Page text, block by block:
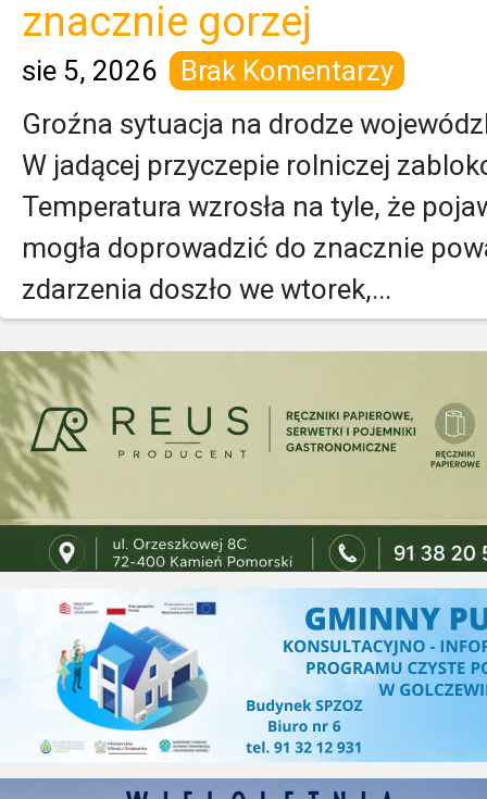
znacznie gorzej
sie 5, 2026
Brak Komentarzy
Groźna sytuacja na drodze
W jadącej przyczepie rolniczej
Temperatura wzrosła na tyle, że
mogła doprowadzić do znacznie
zdarzenia doszło we wtorek,...